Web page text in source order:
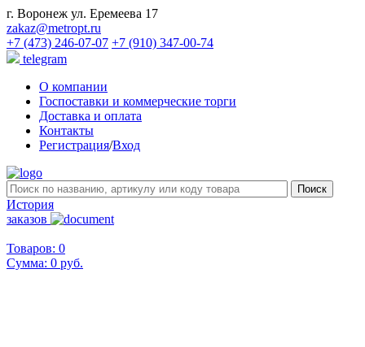
г. Воронеж ул. Еремеева 17
zakaz@metropt.ru
+7 (473) 246-07-07 +7 (910) 347-00-74
telegram
О компании
Госпоставки и коммерческие торги
Доставка и оплата
Контакты
Регистрация/Вход
История
заказов
Товаров: 0
Сумма: 0 руб.